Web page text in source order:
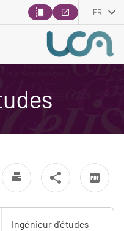
FR
Ingénieur d’études